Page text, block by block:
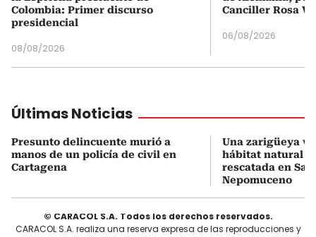
Colombia: Primer discurso
presidencial
08/08/2026
Canciller Rosa
06/08/2026
Últimas Noticias
Presunto delincuente murió a
manos de un policía de civil en
Cartagena
Una zarigüeya
hábitat natural
rescatada en
Nepomuceno
© CARACOL S.A. Todos los derechos reservados.
CARACOL S.A. realiza una reserva expresa de las reproducciones y